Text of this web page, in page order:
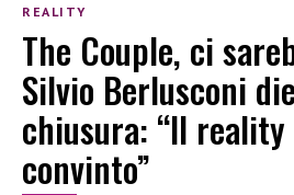
REALITY
The Couple, ci
Silvio Berlusconi
chiusura: “Il reality
convinto”